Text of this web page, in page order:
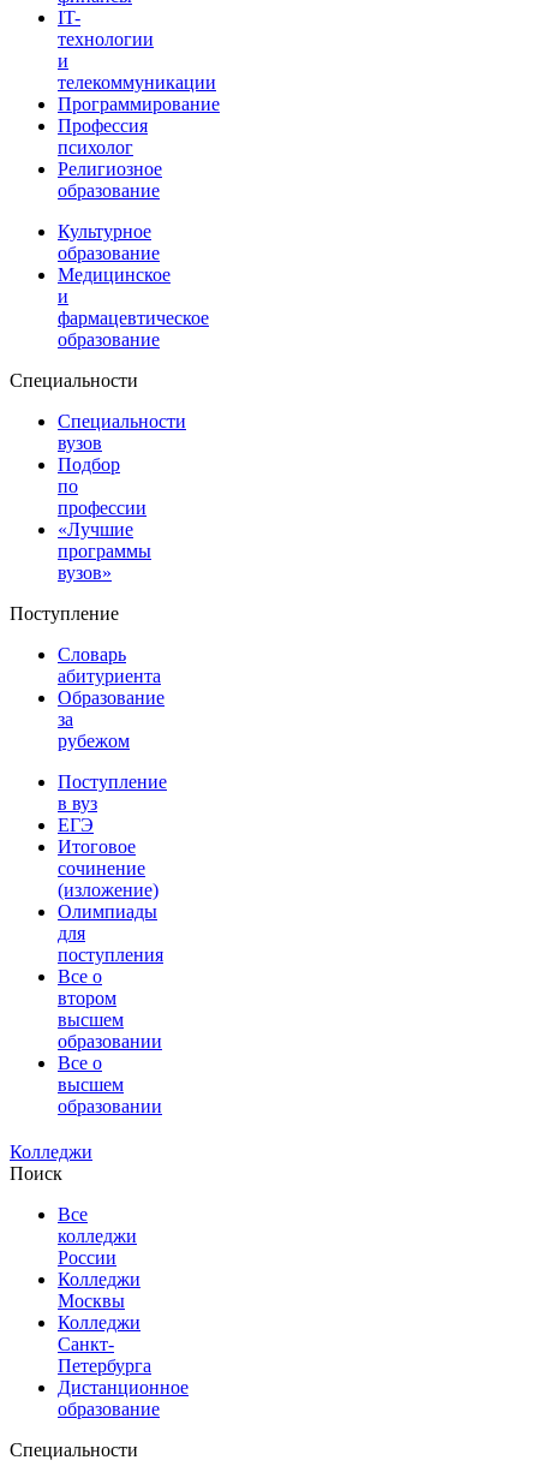
IT-
технологии
и
телекоммуникации
Программирование
Профессия
психолог
Религиозное
образование
Культурное
образование
Медицинское
и
фармацевтическое
образование
Специальности
Специальности
вузов
Подбор
по
профессии
«Лучшие
программы
вузов»
Поступление
Словарь
абитуриента
Образование
за
рубежом
Поступление
в вуз
ЕГЭ
Итоговое
сочинение
(изложение)
Олимпиады
для
поступления
Все о
втором
высшем
образовании
Все о
высшем
образовании
Колледжи
Поиск
Все
колледжи
России
Колледжи
Москвы
Колледжи
Санкт-
Петербурга
Дистанционное
образование
Специальности